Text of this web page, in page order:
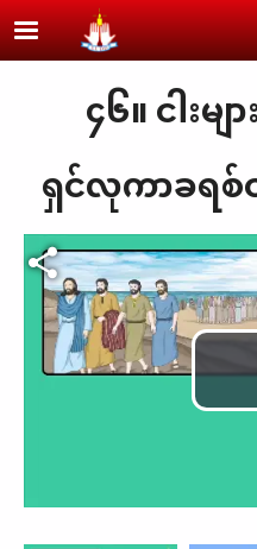
Skip to main content
၄၆။ ငါးမျ
ရှင်လုကာခရစ်ဝ